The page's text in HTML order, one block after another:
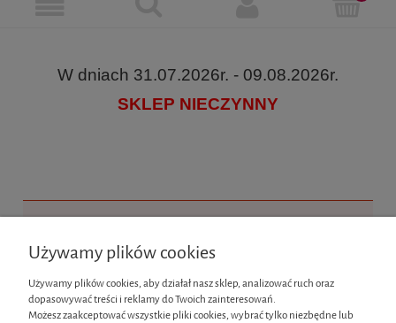
W dniach 31.07.2026r. - 09.08.2026r.
SKLEP NIECZYNNY
Moje konto
Używamy plików cookies
Używamy plików cookies, aby działał nasz sklep, analizować ruch oraz
dopasowywać treści i reklamy do Twoich zainteresowań.
Możesz zaakceptować wszystkie pliki cookies, wybrać tylko niezbędne lub